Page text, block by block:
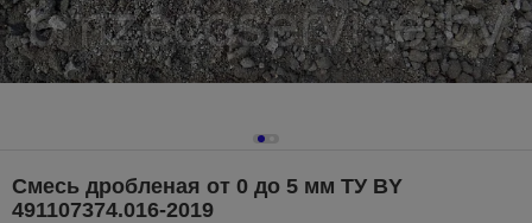
Смесь дробленая от 0 до 5 мм ТУ BY
491107374.016-2019